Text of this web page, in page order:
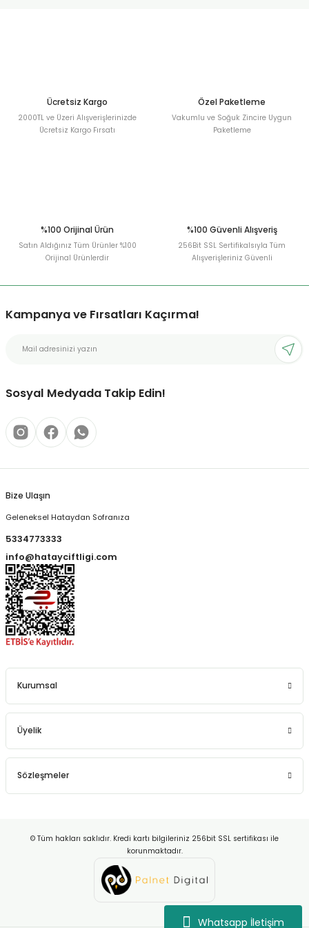
Whatsapp İletişim
Ücretsiz Kargo
2000TL ve Üzeri Alışverişlerinizde
Ücretsiz Kargo Fırsatı
Özel Paketleme
Vakumlu ve Soğuk Zincire Uygun
Paketleme
%100 Orijinal Ürün
Satın Aldığınız Tüm Ürünler %100
Orijinal Ürünlerdir
%100 Güvenli Alışveriş
256Bit SSL Sertifikalsıyla Tüm
Alışverişleriniz Güvenli
Kampanya ve Fırsatları Kaçırma!
Sosyal Medyada Takip Edin!
Bize Ulaşın
Geleneksel Hataydan Sofranıza
5334773333
info@hatayciftligi.com
Kurumsal
Üyelik
Sözleşmeler
© Tüm hakları saklıdır. Kredi kartı bilgileriniz 256bit SSL sertifikası ile
korunmaktadır.